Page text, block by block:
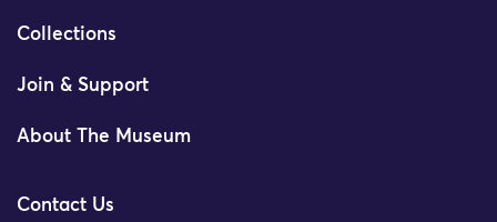
Collections
Join & Support
About The Museum
Contact Us